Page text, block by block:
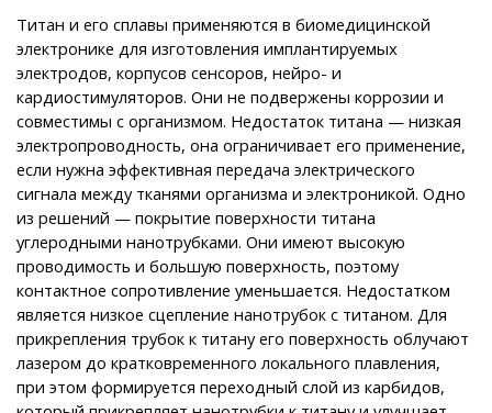
Титан и его сплавы применяются в биомедицинской
электронике для изготовления имплантируемых
электродов, корпусов сенсоров, нейро- и
кардиостимуляторов. Они не подвержены коррозии и
совместимы с организмом. Недостаток титана — низкая
электропроводность, она ограничивает его применение,
если нужна эффективная передача электрического
сигнала между тканями организма и электроникой. Одно
из решений — покрытие поверхности титана
углеродными нанотрубками. Они имеют высокую
проводимость и большую поверхность, поэтому
контактное сопротивление уменьшается. Недостатком
является низкое сцепление нанотрубок с титаном. Для
прикрепления трубок к титану его поверхность облучают
лазером до кратковременного локального плавления,
при этом формируется переходный слой из карбидов,